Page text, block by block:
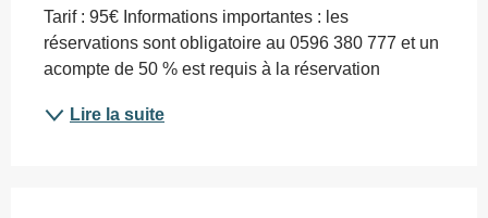
Tarif : 95€ Informations importantes : les
réservations sont obligatoire au 0596 380 777 et un
acompte de 50 % est requis à la réservation
Lire la suite